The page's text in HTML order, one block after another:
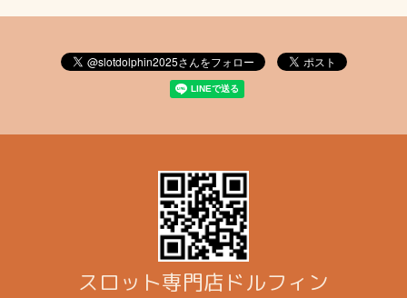
スロット専門店ドルフィン